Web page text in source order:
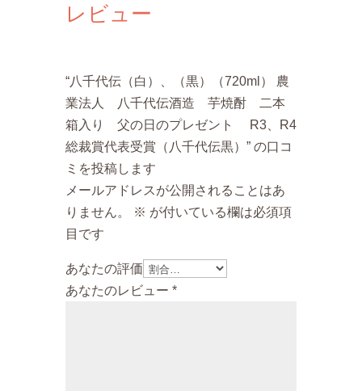
レビュー
“八千代伝（白）、（黒）（720ml） 農
業法人 八千代伝酒造 芋焼酎 二本
箱入り 父の日のプレゼント R3、R4
総裁賞代表受賞（八千代伝黒）” の口コ
ミを投稿します
メールアドレスが公開されることはあ
りません。
※ が付いている欄は必須項
目です
あなたの評価
あなたのレビュー *